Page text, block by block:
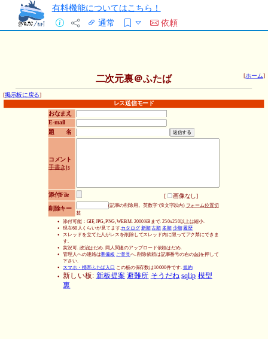
有料機能についてはこちら！
通常
依頼